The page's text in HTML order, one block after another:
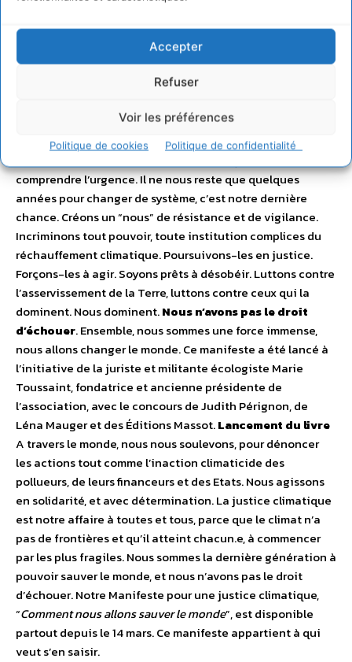
Accepter
Refuser
Voir les préférences
Politique de cookies Politique de confidentialité
Notre Affaire à Tous
Comment nous allons sauver le monde
que nous le pensons. Nous avons vécu dans le déni. Nous
nous réveillons au bord de l’apocalypse. La température
comprendre l’urgence. Il ne nous reste que quelques
années pour changer de système, c’est notre dernière
chance. Créons un “nous” de résistance et de vigilance.
Incriminons tout pouvoir, toute institution complices du
réchauffement climatique. Poursuivons-les en justice.
Forçons-les à agir. Soyons prêts à désobéir. Luttons contre
l’asservissement de la Terre, luttons contre ceux qui la
dominent. Nous dominent.Nous n’avons pas le droit
d’échouer. Ensemble, nous sommes une force immense,
nous allons changer le monde. Ce manifeste a été lancé à
l’initiative de la juriste et militante écologiste Marie
Toussaint, fondatrice et ancienne présidente de
l’association, avec le concours de Judith Pérignon, de
Léna Mauger et des Éditions Massot.Lancement du livre
A travers le monde, nous nous soulevons, pour dénoncer
les actions tout comme l’inaction climaticide des
pollueurs, de leurs financeurs et des Etats. Nous agissons
en solidarité, et avec détermination. La justice climatique
est notre affaire à toutes et tous, parce que le climat n’a
pas de frontières et qu’il atteint chacun.e, à commencer
par les plus fragiles. Nous sommes la dernière génération à
pouvoir sauver le monde, et nous n’avons pas le droit
d’échouer. Notre Manifeste pour une justice climatique,
“Comment nous allons sauver le monde”, est disponible
partout depuis le 14 mars. Ce manifeste appartient à qui
veut s’en saisir.